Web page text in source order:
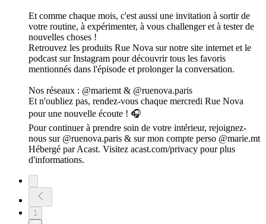
Et comme chaque mois, c'est aussi une invitation à sortir de
votre routine, à expérimenter, à vous challenger et à tester de
nouvelles choses !
Retrouvez les produits Rue Nova sur notre site internet et le
podcast sur Instagram pour découvrir tous les favoris
mentionnés dans l'épisode et prolonger la conversation.
Nos réseaux : @mariemt & @ruenova.paris
Et n'oubliez pas, rendez-vous chaque mercredi Rue Nova
pour une nouvelle écoute ! 🎧
Pour continuer à prendre soin de votre intérieur, rejoignez-
nous sur @ruenova.paris & sur mon compte perso @marie.mt
Hébergé par Acast. Visitez acast.com/privacy pour plus
d'informations.
1